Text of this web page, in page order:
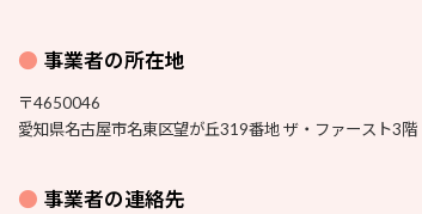
事業者の所在地
〒4650046
愛知県名古屋市名東区望が丘319番地 ザ・ファースト3階
事業者の連絡先